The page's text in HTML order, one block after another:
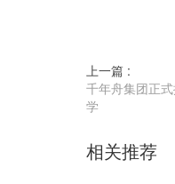
上一篇 :
千年舟集团正
学
相关推荐